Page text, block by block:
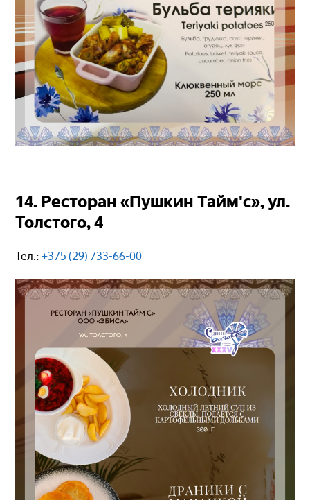
14. Ресторан «Пушкин Тайм'с», ул.
Толстого, 4
Тел.:+375 (29) 733-66-00